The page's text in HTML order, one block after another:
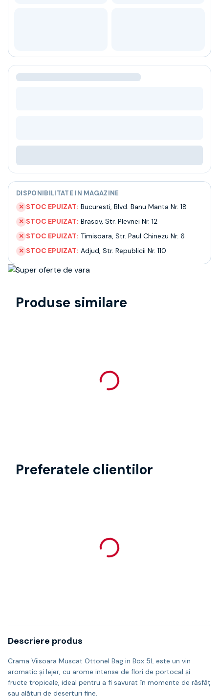
Ceai
Bacanie
BLACK FRIDAY
Contact
Termeni si conditii
Politica de confidentialitate
Intrebari frecvente
DISPONIBILITATE IN MAGAZINE
✕ STOC EPUIZAT: Bucuresti, Blvd. Banu Manta Nr. 18
✕ STOC EPUIZAT: Brasov, Str. Plevnei Nr. 12
✕ STOC EPUIZAT: Timisoara, Str. Paul Chinezu Nr. 6
✕ STOC EPUIZAT: Adjud, Str. Republicii Nr. 110
Produse similare
Preferatele clientilor
Descriere produs
Crama Viisoara Muscat Ottonel Bag in Box 5L este un vin
aromatic și lejer, cu arome intense de flori de portocal și
fructe tropicale, ideal pentru a fi savurat în momente de răsfăț
sau alături de deserturi fine.